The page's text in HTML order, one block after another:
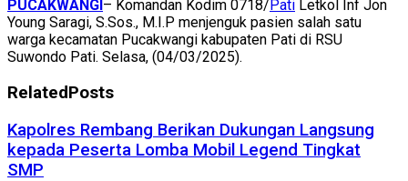
PUCAKWANGI – Komandan Kodim 0718/ Pati Letkol Inf Jon
Young Saragi, S.Sos., M.I.P menjenguk pasien salah satu
warga kecamatan Pucakwangi kabupaten Pati di RSU
Suwondo Pati. Selasa, (04/03/2025).
RelatedPosts
Kapolres Rembang Berikan Dukungan Langsung
kepada Peserta Lomba Mobil Legend Tingkat
SMP